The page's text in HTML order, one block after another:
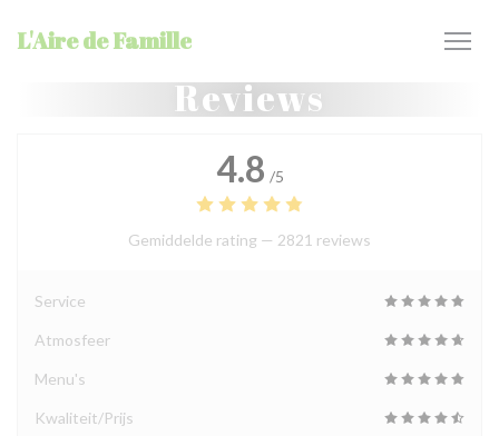
L'Aire de Famille
Reviews
4.8 /5
Gemiddelde rating — 2821 reviews
Service
Atmosfeer
Menu's
Kwaliteit/Prijs